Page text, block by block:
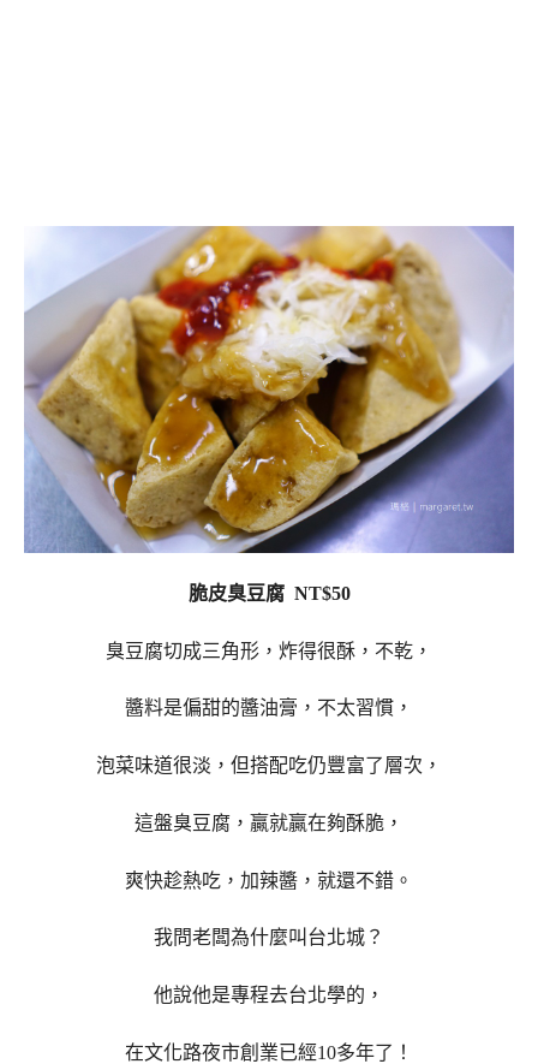
脆皮臭豆腐 NT$50
臭豆腐切成三角形，炸得很酥，不乾，
醬料是偏甜的醬油膏，不太習慣，
泡菜味道很淡，但搭配吃仍豐富了層次，
這盤臭豆腐，贏就贏在夠酥脆，
爽快趁熱吃，加辣醬，就還不錯。
我問老闆為什麼叫台北城？
他說他是專程去台北學的，
在文化路夜市創業已經10多年了！